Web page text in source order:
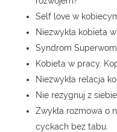
Self love w
Niezwykła kobieta
Syndrom
Kobieta w pracy.
Niezwykła relacja
Nie rezygnuj z
Zwykła rozmowa o
cyckach bez tabu.